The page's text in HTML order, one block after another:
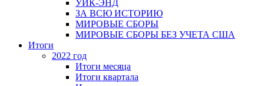
УИК-ЭНД
ЗА ВСЮ ИСТОРИЮ
МИРОВЫЕ СБОРЫ
МИРОВЫЕ СБОРЫ БЕЗ УЧЕТА США
Итоги
2022 год
Итоги месяца
Итоги квартала